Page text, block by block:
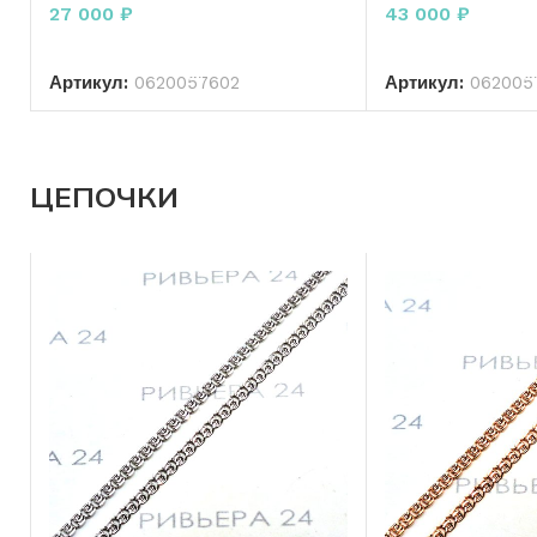
р.17,5
27 000 ₽
Артикул: 0620057602
р.18,5
43 000 ₽
Артикул:
ЦЕПОЧКИ